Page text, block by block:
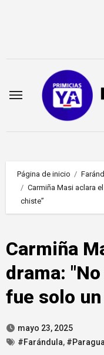
Página de inicio
Carmiña Masi aclara
chiste”
Carmiña
drama:
fue solo
mayo 23, 2025
#Farándula,